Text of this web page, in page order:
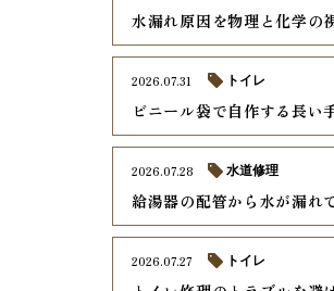
水漏れ原因を物理と化学の
ビニール袋で自作する長い
2026.07.31 トイレ
給湯器の配管から水が漏れ
2026.07.28 水道修理
2026.07.27 トイレ